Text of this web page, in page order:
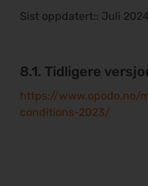
Sist oppdatert:: Juli 2024
8.1. Tidligere
https://www.opodo.no/
conditions-2023/